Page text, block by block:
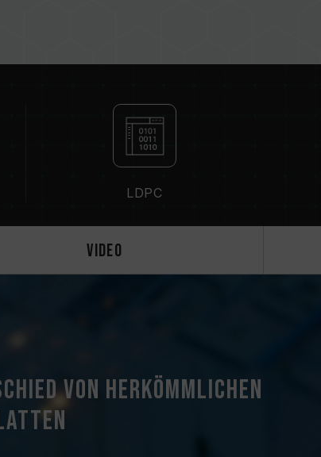
LDPC
Video
von herkömmlichen